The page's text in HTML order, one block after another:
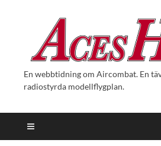
En webbtidning om Aircombat. En
radiostyrda modellflygplan.